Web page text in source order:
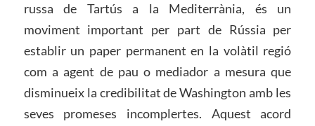
russa de Tartús a la Mediterrània, és un
moviment important per part de Rússia per
establir un paper permanent en la volàtil regió
com a agent de pau o mediador a mesura que
disminueix la credibilitat de Washington amb les
seves promeses incomplertes. Aquest acord